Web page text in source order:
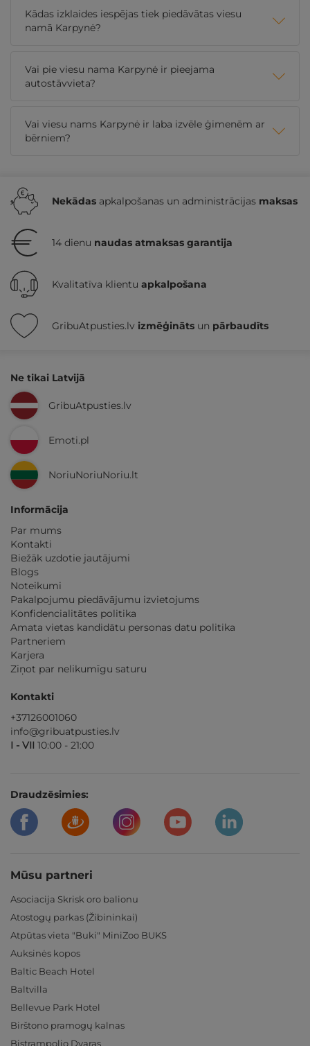
Kādas izklaides iespējas tiek piedāvātas viesu
namā Karpynė?
Vai pie viesu nama Karpynė ir pieejama
autostāvvieta?
Vai viesu nams Karpynė ir laba izvēle ģimenēm ar
bērniem?
Nekādas apkalpošanas un administrācijas maksas
14 dienu naudas atmaksas garantija
Kvalitatīva klientu apkalpošana
GribuAtpusties.lv izmēģināts un pārbaudīts
Ne tikai Latvijā
GribuAtpusties.lv
Emoti.pl
NoriuNoriuNoriu.lt
Informācija
Par mums
Kontakti
Biežāk uzdotie jautājumi
Blogs
Noteikumi
Pakalpojumu piedāvājumu izvietojums
Konfidencialitātes politika
Amata vietas kandidātu personas datu politika
Partneriem
Karjera
Ziņot par nelikumīgu saturu
Kontakti
+37126001060
info@gribuatpusties.lv
I - VII 10:00 - 21:00
Draudzēsimies:
Mūsu partneri
Asociacija Skrisk oro balionu
Atostogų parkas (Žibininkai)
Atpūtas vieta "Buki" MiniZoo BUKS
Auksinės kopos
Baltic Beach Hotel
Baltvilla
Bellevue Park Hotel
Birštono pramogų kalnas
Bistrampolio Dvaras